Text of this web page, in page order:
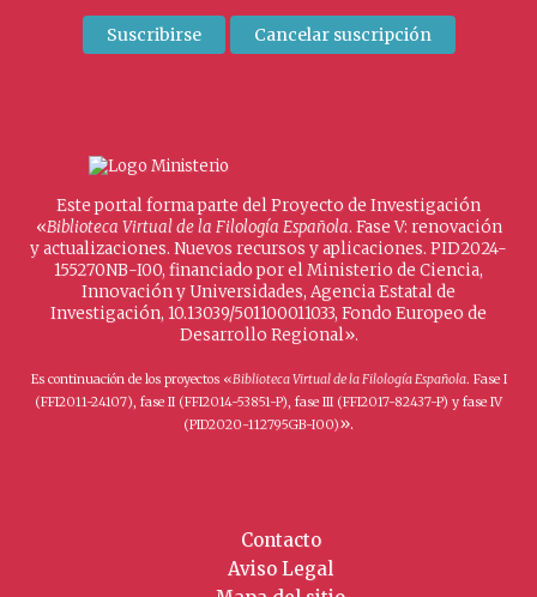
Este portal forma parte del Proyecto de Investigación
«Biblioteca Virtual de la Filología Española. Fase V: renovación
y actualizaciones. Nuevos recursos y aplicaciones. PID2024-
155270NB-I00, financiado por el Ministerio de Ciencia,
Innovación y Universidades, Agencia Estatal de
Investigación, 10.13039/501100011033, Fondo Europeo de
Desarrollo Regional».
Es continuación de los proyectos «Biblioteca Virtual de la Filología Española. Fase I
(FFI2011-24107), fase II (FFI2014-53851-P), fase III (FFI2017-82437-P) y fase IV
(PID2020-112795GB-I00)».
Contacto
Aviso Legal